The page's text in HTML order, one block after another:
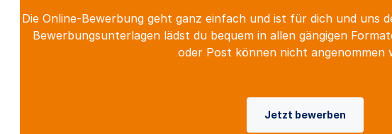
Die Online-Bewerbung geht ganz einfach und ist für dich und uns
Bewerbungsunterlagen lädst du bequem in allen gängigen
oder Post können nicht angenommen
Jetzt bewerben